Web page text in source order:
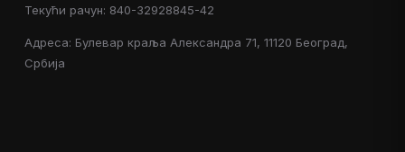
Текући рачун: 840-32928845-42
Адреса: Булевар краља Александра 71, 11120 Београд,
Србија